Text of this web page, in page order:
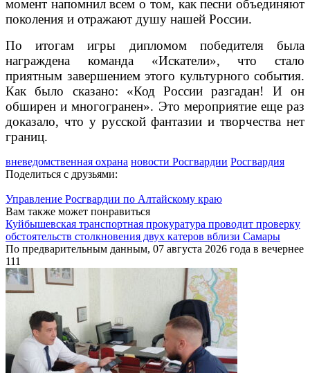
момент напомнил всем о том, как песни объединяют
поколения и отражают душу нашей России.
По итогам игры дипломом победителя была
награждена команда «Искатели», что стало
приятным завершением этого культурного события.
Как было сказано: «Код России разгадан! И он
обширен и многогранен». Это мероприятие еще раз
доказало, что у русской фантазии и творчества нет
границ.
вневедомственная охрана новости Росгвардии Росгвардия
Поделиться с друзьями:
Управление Росгвардии по Алтайскому краю
Вам также может понравиться
Куйбышевская транспортная прокуратура проводит проверку
обстоятельств столкновения двух катеров вблизи Самары
По предварительным данным, 07 августа 2026 года в вечернее
111